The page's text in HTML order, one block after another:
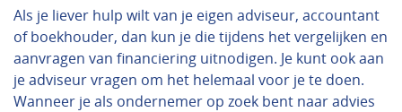
Als je liever hulp wilt van je eigen adviseur, accountant
of boekhouder, dan kun je die tijdens het vergelijken en
aanvragen van financiering uitnodigen. Je kunt ook aan
je adviseur vragen om het helemaal voor je te doen.
Wanneer je als ondernemer op zoek bent naar advies